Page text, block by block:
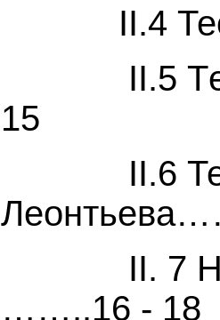
II.4
II.5
15
II.6
II. 7
……..16 - 18